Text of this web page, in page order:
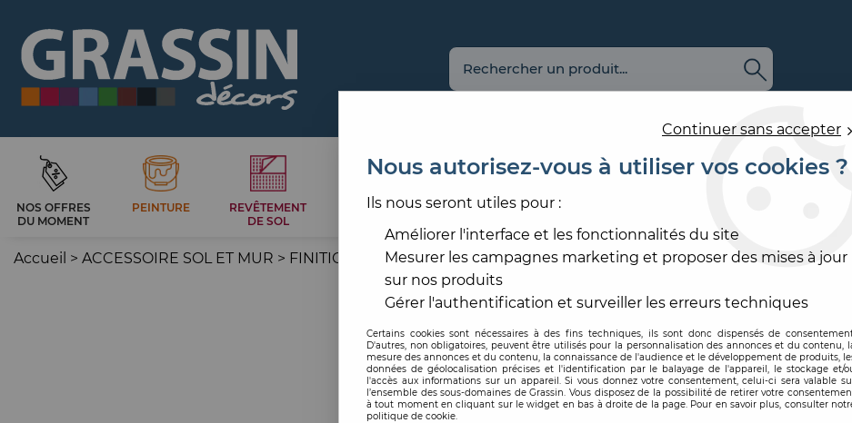
NOS OFFRES
DU MOMENT
PEINTURE
REVÊTEMENT
DE SOL
CARRELAGE
REVÊTEMENT
OUTILLAGE
Accueil > ACCESSOIRE SOL ET MUR > FINITION SOL >SEUIL À VISSER >SEUIL DEMI-BOMBE PERCE
ROMUS
Code produit : 214519 | Réf.
SEUIL DEMI-
Continuer sans accepter
Nous autorisez-vous à utiliser vos cookies ?
Ils nous seront utiles pour :
Améliorer l'interface et les fonctionnalités du site
Mesurer les campagnes marketing et proposer des mises à jour
sur nos produits
Gérer l'authentification et surveiller les erreurs techniques
Certains cookies sont nécessaires à des fins techniques, ils sont donc dispensés de
D'autres, non obligatoires, peuvent être utilisés pour la personnalisation des annonces et du contenu,
mesure des annonces et du contenu, la connaissance de l'audience et le développement de produits,
données de géolocalisation précises et l'identification par le balayage de l'appareil, le stockage et/
l'accès aux informations sur un appareil. Si vous donnez votre consentement, celui-ci sera valable
l’ensemble des sous-domaines de Grassin. Vous disposez de la possibilité de retirer votre
à tout moment en cliquant sur le widget en bas à droite de la page. Pour en savoir plus, consulter
politique de cookie.